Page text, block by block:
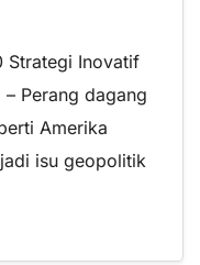
Strategi Inovatif
Perang dagang
Amerika
isu geopolitik